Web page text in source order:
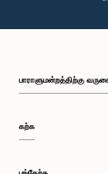
பாராளுமன்றத்திற்கு
கற்க